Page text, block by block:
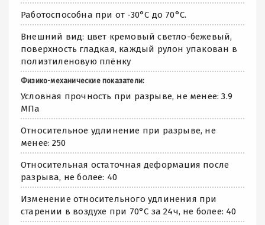
Работоспособна при от -30°С до 70°С.
Внешний вид: цвет кремовый светло-бежевый,
поверхность гладкая, каждый рулон упакован в
полиэтиленовую плёнку
Физико-механические показатели:
Условная прочность при разрыве, не менее: 3.9
МПа
Относительное удлинение при разрыве, не
менее: 250
Относительная остаточная деформация после
разрыва, не более: 40
Изменение относительного удлинения при
старении в воздухе при 70°С за 24ч, не более: 40